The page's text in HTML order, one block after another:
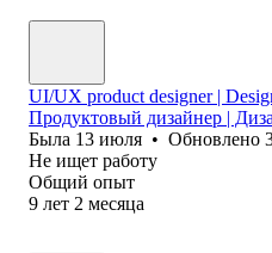
UI/UX product designer |
Продуктовый дизайнер |
Была 13 июля • Обновлено
Не ищет работу
Общий опыт
9 лет 2 месяца